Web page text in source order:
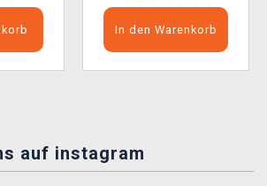
In den Warenkorb
auf instagram